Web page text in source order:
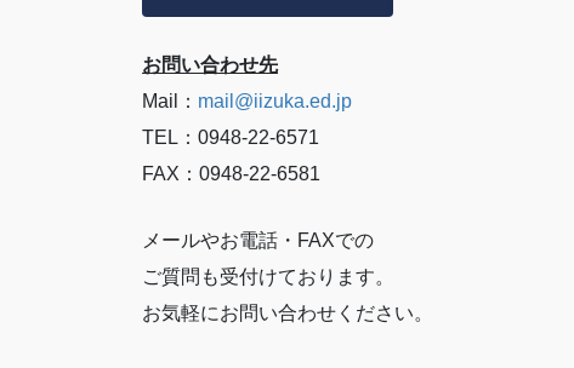
お問い合わせ先
Mail： mail@iizuka.ed.jp
TEL：0948-22-6571
FAX：0948-22-6581
メールやお電話・FAXでの
ご質問も受付けております。
お気軽にお問い合わせください。